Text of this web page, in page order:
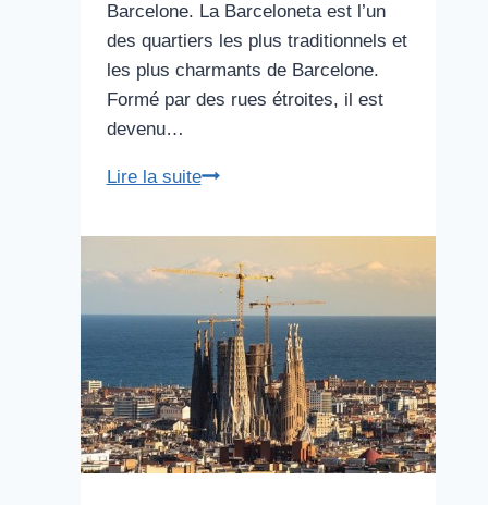
Barcelone. La Barceloneta est l’un
des quartiers les plus traditionnels et
les plus charmants de Barcelone.
Formé par des rues étroites, il est
devenu…
Lire la suiteLa